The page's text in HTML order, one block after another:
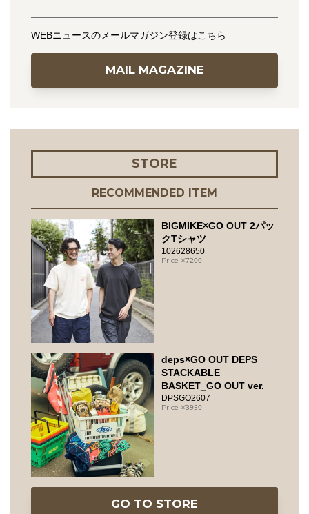
WEBニュースのメールマガジン登録はこちら
MAIL MAGAZINE
STORE
RECOMMENDED ITEM
BIGMIKE×GO OUT 2パッ
クTシャツ
102628650
7200
deps×GO OUT DEPS
STACKABLE
BASKET_GO OUT ver.
DPSGO2607
3950
GO TO STORE